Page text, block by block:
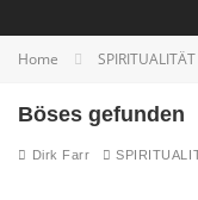
Home SPIRITUALITÄT
Böses gefunden
Dirk Farr